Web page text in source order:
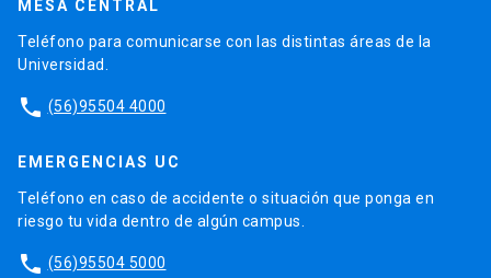
MESA CENTRAL
Teléfono para comunicarse con las distintas áreas de la
Universidad.
phone (56)95504 4000
EMERGENCIAS UC
Teléfono en caso de accidente o situación que ponga en
riesgo tu vida dentro de algún campus.
phone (56)95504 5000